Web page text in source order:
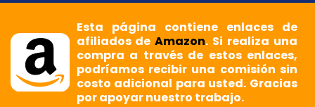
Esta página contiene enlaces de
afiliados deAmazon. Si realiza una
compra a través de estos enlaces,
podríamos recibir una comisión sin
costo adicional para usted. Gracias
por apoyar nuestro trabajo.